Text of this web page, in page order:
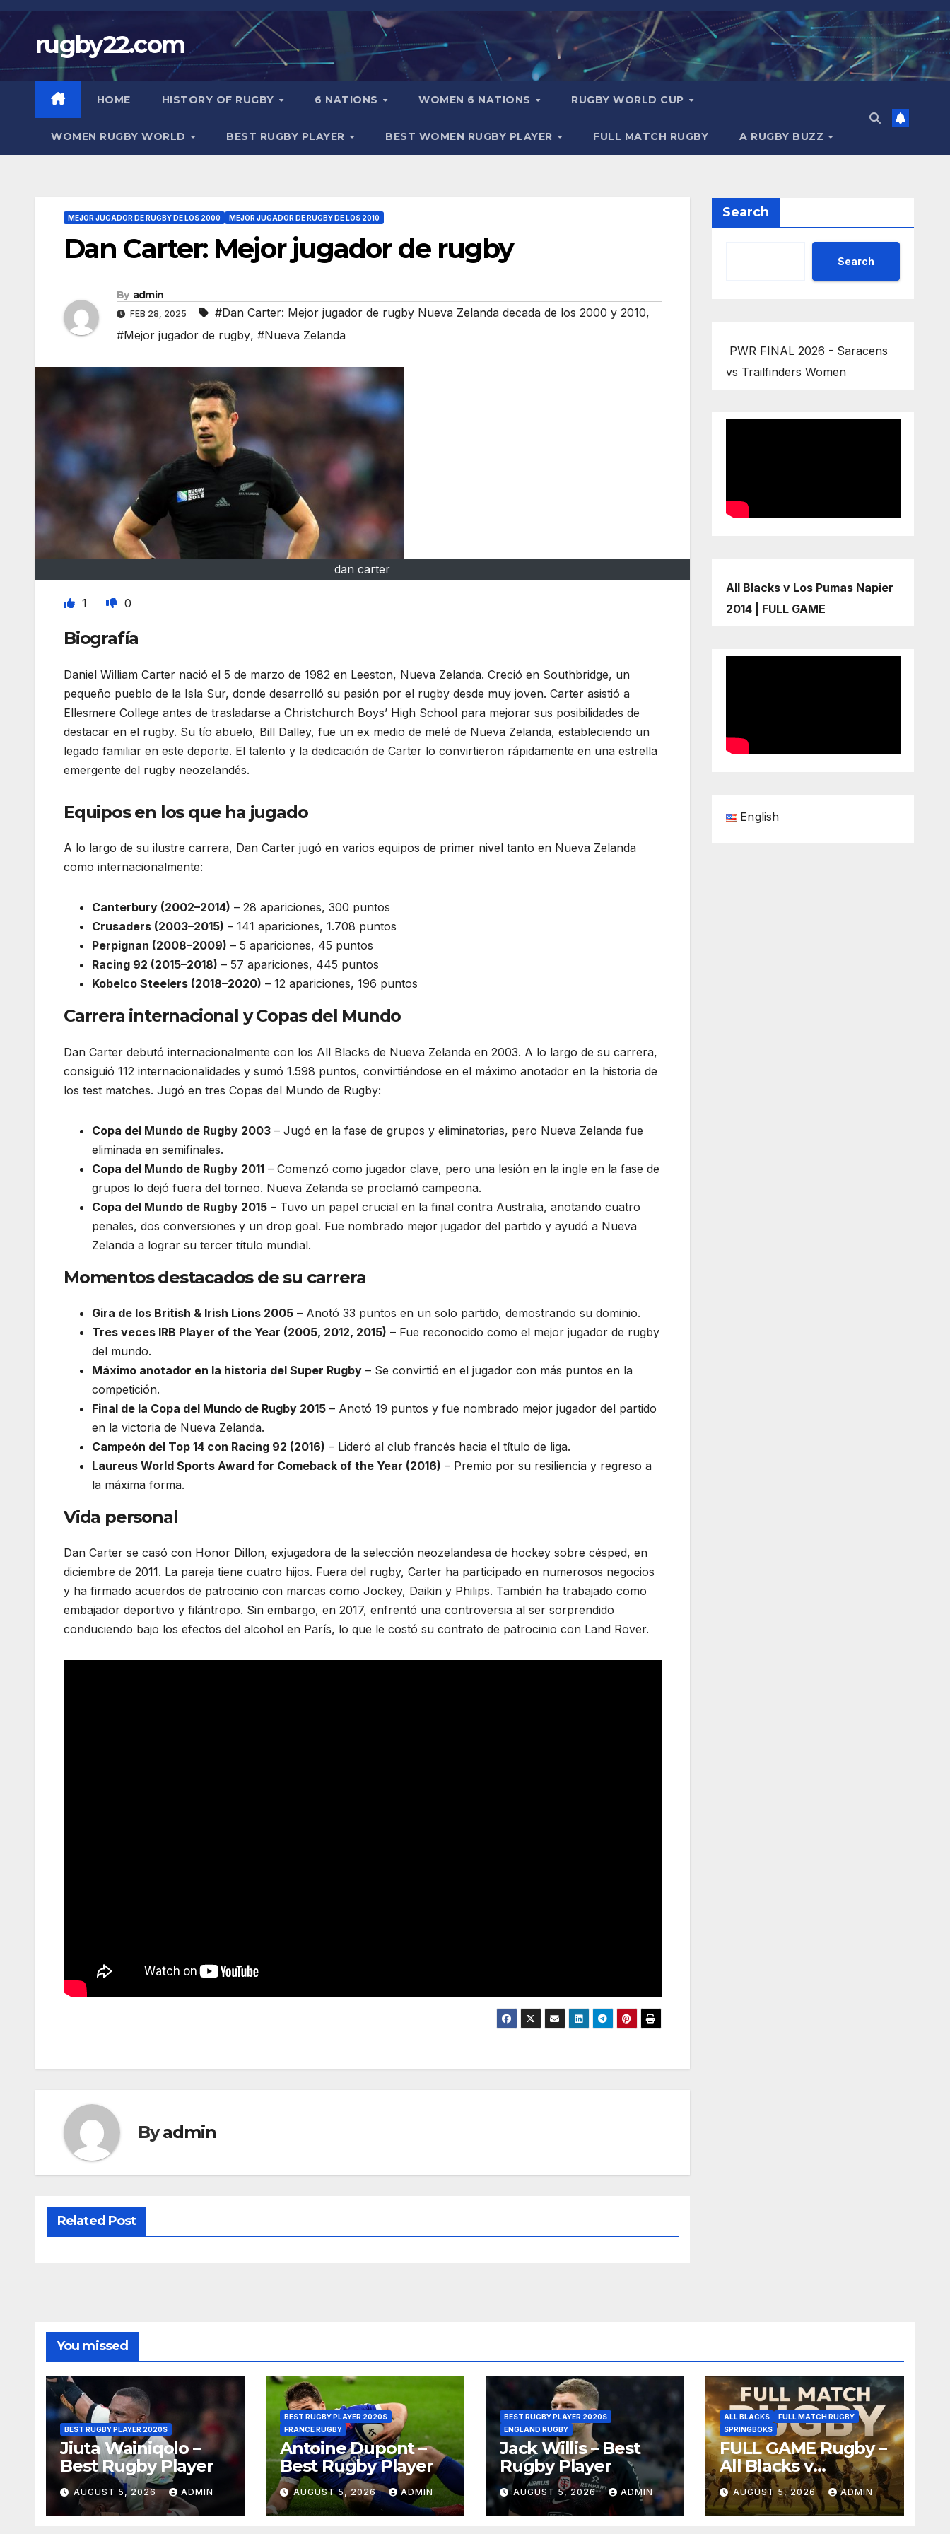
Skip
contentrugby22.com
HOME HISTORY OF RUGBY 6 NATIONS WOMEN 6 NATIONS RUGBY WORLD CUP
WOMEN RUGBY WORLD BEST RUGBY PLAYER BEST WOMEN RUGBY PLAYER FULL MATCH RUGBY A RUGBY BUZZ
MEJOR JUGADOR DE RUGBY DE LOS 2000 MEJOR JUGADOR DE RUGBY DE LOS 2010
Dan Carter: Mejor jugador de rugby
By admin
FEB 28, 2025 #Dan Carter: Mejor jugador de rugby Nueva Zelanda decada de los 2000 y 2010,
#Mejor jugador de rugby, #Nueva Zelanda
dan carter
1 0
Biografía
Daniel William Carter nació el 5 de marzo de 1982 en Leeston, Nueva Zelanda. Creció en Southbridge, un
pequeño pueblo de la Isla Sur, donde desarrolló su pasión por el rugby desde muy joven. Carter asistió a
Ellesmere College antes de trasladarse a Christchurch Boys’ High School para mejorar sus posibilidades de
destacar en el rugby. Su tío abuelo, Bill Dalley, fue un ex medio de melé de Nueva Zelanda, estableciendo un
legado familiar en este deporte. El talento y la dedicación de Carter lo convirtieron rápidamente en una estrella
emergente del rugby neozelandés.
Equipos en los que ha jugado
A lo largo de su ilustre carrera, Dan Carter jugó en varios equipos de primer nivel tanto en Nueva Zelanda
como internacionalmente:
Canterbury (2002–2014) – 28 apariciones, 300 puntos
Crusaders (2003–2015) – 141 apariciones, 1.708 puntos
Perpignan (2008–2009) – 5 apariciones, 45 puntos
Racing 92 (2015–2018) – 57 apariciones, 445 puntos
Kobelco Steelers (2018–2020) – 12 apariciones, 196 puntos
Carrera internacional y Copas del Mundo
Dan Carter debutó internacionalmente con los All Blacks de Nueva Zelanda en 2003. A lo largo de su carrera,
consiguió 112 internacionalidades y sumó 1.598 puntos, convirtiéndose en el máximo anotador en la historia de
los test matches. Jugó en tres Copas del Mundo de Rugby:
Copa del Mundo de Rugby 2003 – Jugó en la fase de grupos y eliminatorias, pero Nueva Zelanda fue
eliminada en semifinales.
Copa del Mundo de Rugby 2011 – Comenzó como jugador clave, pero una lesión en la ingle en la fase de
grupos lo dejó fuera del torneo. Nueva Zelanda se proclamó campeona.
Copa del Mundo de Rugby 2015 – Tuvo un papel crucial en la final contra Australia, anotando cuatro
penales, dos conversiones y un drop goal. Fue nombrado mejor jugador del partido y ayudó a Nueva
Zelanda a lograr su tercer título mundial.
Momentos destacados de su carrera
Gira de los British & Irish Lions 2005 – Anotó 33 puntos en un solo partido, demostrando su dominio.
Tres veces IRB Player of the Year (2005, 2012, 2015) – Fue reconocido como el mejor jugador de rugby
del mundo.
Máximo anotador en la historia del Super Rugby – Se convirtió en el jugador con más puntos en la
competición.
Final de la Copa del Mundo de Rugby 2015 – Anotó 19 puntos y fue nombrado mejor jugador del partido
en la victoria de Nueva Zelanda.
Campeón del Top 14 con Racing 92 (2016) – Lideró al club francés hacia el título de liga.
Laureus World Sports Award for Comeback of the Year (2016) – Premio por su resiliencia y regreso a
la máxima forma.
Vida personal
Dan Carter se casó con Honor Dillon, exjugadora de la selección neozelandesa de hockey sobre césped, en
diciembre de 2011. La pareja tiene cuatro hijos. Fuera del rugby, Carter ha participado en numerosos negocios
y ha firmado acuerdos de patrocinio con marcas como Jockey, Daikin y Philips. También ha trabajado como
embajador deportivo y filántropo. Sin embargo, en 2017, enfrentó una controversia al ser sorprendido
conduciendo bajo los efectos del alcohol en París, lo que le costó su contrato de patrocinio con Land Rover.
Byadmin
Related Post
Search
Search
PWR FINAL 2026 - Saracens
vs Trailfinders Women
All Blacks v Los Pumas Napier
2014 | FULL GAME
English
You missed
BEST RUGBY PLAYER 2020S
Jiuta Wainiqolo –
Best Rugby Player
AUGUST 5, 2026 ADMIN
BEST RUGBY PLAYER 2020S
FRANCE RUGBY
Antoine Dupont –
Best Rugby Player
AUGUST 5, 2026 ADMIN
BEST RUGBY PLAYER 2020S
ENGLAND RUGBY
Jack Willis – Best
Rugby Player
AUGUST 5, 2026 ADMIN
ALL BLACKS
FULL MATCH RUGBY
SPRINGBOKS
FULL GAME Rugby –
All Blacks v
Springboks – 1996 –
Pretoria
AUGUST 5, 2026 ADMIN